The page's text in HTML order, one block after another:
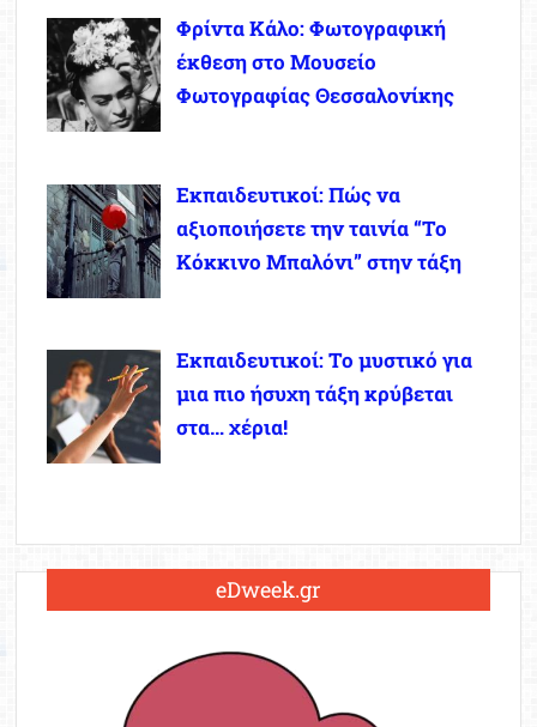
Φρίντα Κάλο: Φωτογραφική
έκθεση στο Μουσείο
Φωτογραφίας Θεσσαλονίκης
Εκπαιδευτικοί: Πώς να
αξιοποιήσετε την ταινία “Το
Κόκκινο Μπαλόνι” στην τάξη
Εκπαιδευτικοί: Το μυστικό για
μια πιο ήσυχη τάξη κρύβεται
στα… χέρια!
eDweek.gr